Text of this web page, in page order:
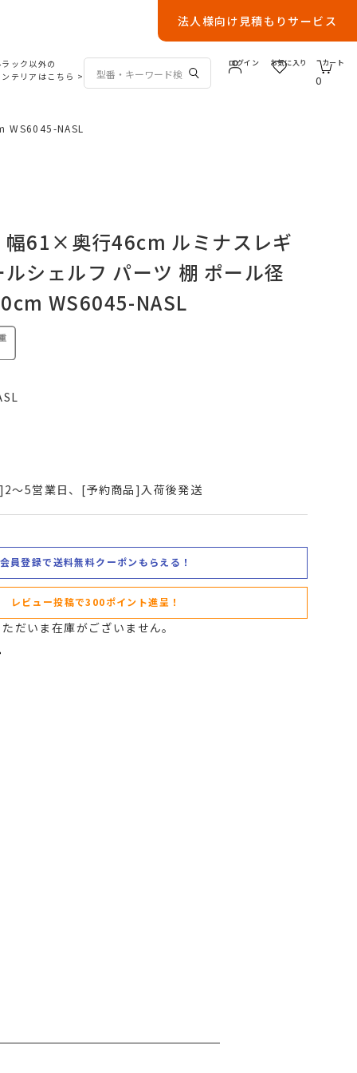
法人様向け見積もりサービス
ック以外の
テリアはこちら >
ログイン お気に入り
0
カート
WS6045-NASL
幅61×奥行46cm ルミナスレギ
シェルフ パーツ 棚 ポール径
WS6045-NASL
～5営業日、[予約商品]入荷後発送
会員登録で送料無料クーポンもらえる！
レビュー投稿で300ポイント進呈！
だいま在庫がございません。